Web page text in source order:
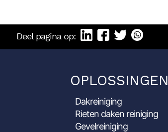
Deel pagina op:
OPLOSSINGEN
Dakreiniging
Rieten daken reiniging
Gevelreiniging